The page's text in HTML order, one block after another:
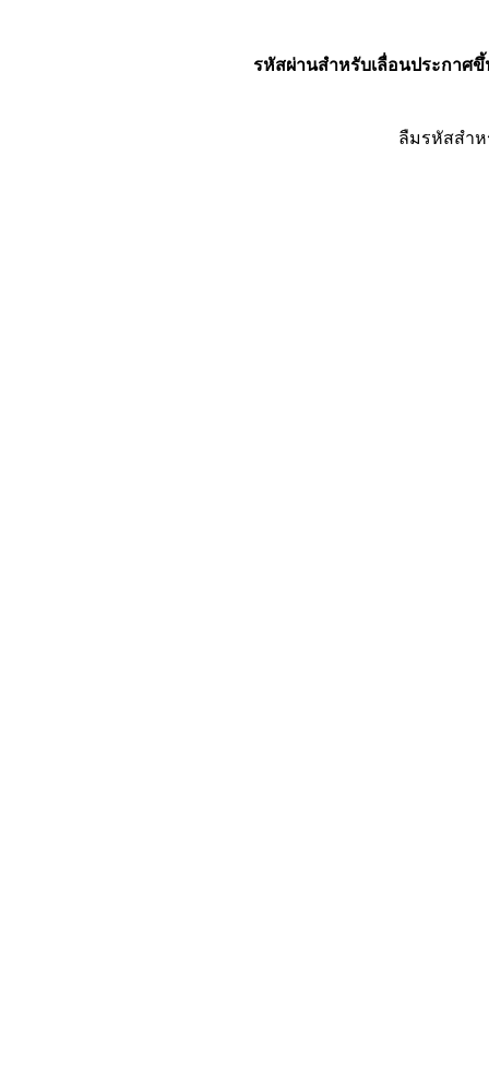
รหัสผ่านสำหรับเลื่อนประกาศขึ้
ลืมรหัสสำ